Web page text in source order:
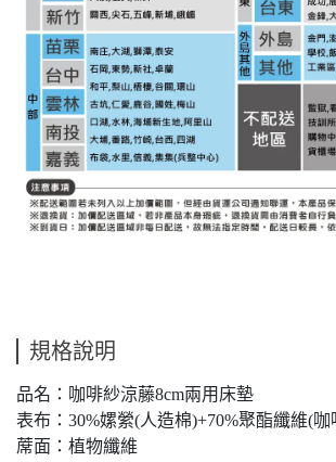
規格說明
品名：咖啡紗涼藤8cm兩用床墊
表布：30%嫘縈(人造棉)+70%聚酯纖維(
蓆面：植物纖維